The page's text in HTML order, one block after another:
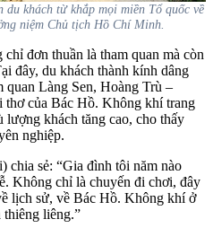
khách từ khắp mọi miền Tổ quốc về
niệm Chủ tịch Hồ Chí Minh.
đơn thuần là tham quan mà còn
đây, du khách thành kính dâng
quan Làng Sen, Hoàng Trù –
thơ của Bác Hồ. Không khí trang
lượng khách tăng cao, cho thấy
nghiệp.
sẻ: “Gia đình tôi năm nào
Không chỉ là chuyến đi chơi, đây
lịch sử, về Bác Hồ. Không khí ở
thiêng liêng.”